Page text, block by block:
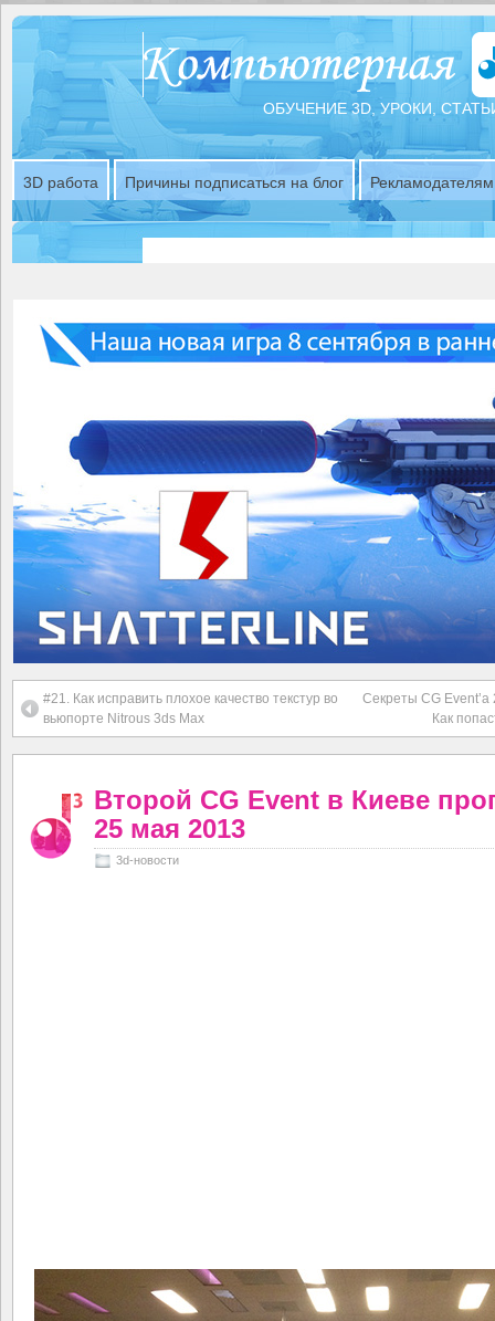
ОБУЧЕНИЕ 3D, УРОКИ,
3D работа Причины подписаться на блог Рекламодателям
#21. Как исправить плохое качество текстур во
вьюпорте Nitrous 3ds Max
Секреты CG Event’а
Как
Второй CG Event в Киеве
25 мая 2013
3d-новости